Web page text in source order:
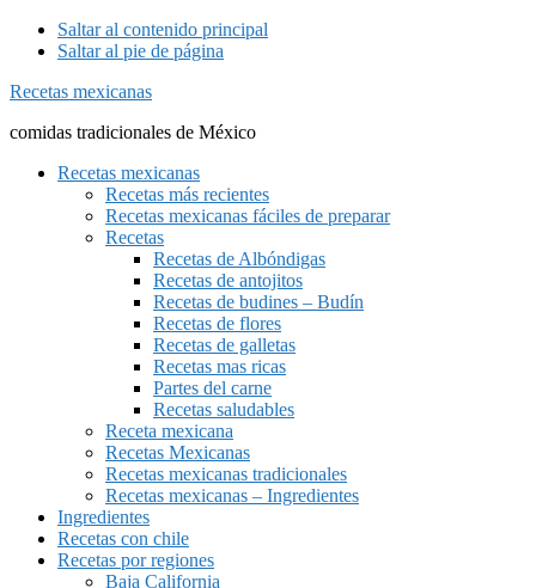
Saltar al contenido principal
Saltar al pie de página
Recetas mexicanas
comidas tradicionales de México
Recetas mexicanas
Recetas más recientes
Recetas mexicanas fáciles de preparar
Recetas
Recetas de Albóndigas
Recetas de antojitos
Recetas de budines – Budín
Recetas de flores
Recetas de galletas
Recetas mas ricas
Partes del carne
Recetas saludables
Receta mexicana
Recetas Mexicanas
Recetas mexicanas tradicionales
Recetas mexicanas – Ingredientes
Ingredientes
Recetas con chile
Recetas por regiones
Baja California